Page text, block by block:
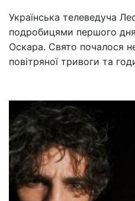
Українська телеведуча
подробицями першого
Оскара. Свято почалося
повітряної тривоги та